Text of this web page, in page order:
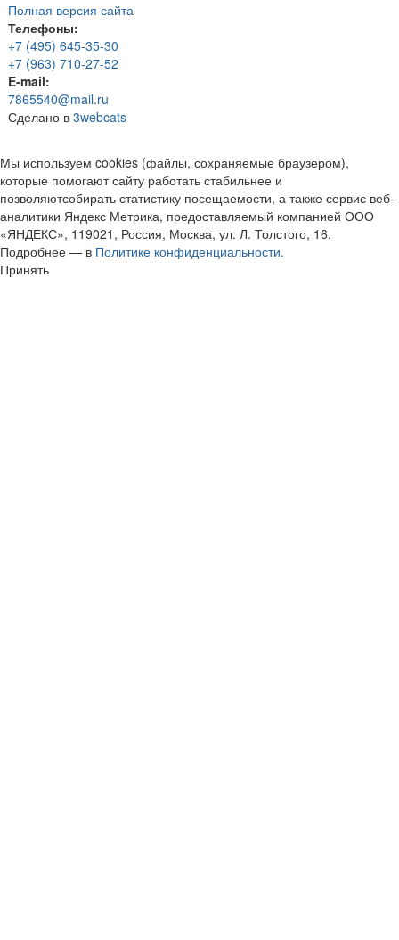
Полная версия сайта
Телефоны:
+7 (495) 645-35-30
+7 (963) 710-27-52
E-mail:
7865540@mail.ru
Сделано в 3webcats
Мы используем cookies (файлы, сохраняемые браузером),
которые помогают сайту работать стабильнее и
позволяютсобирать статистику посещаемости, а также сервис веб-
аналитики Яндекс Метрика, предоставляемый компанией ООО
«ЯНДЕКС», 119021, Россия, Москва, ул. Л. Толстого, 16.
Подробнее — в Политике конфиденциальности.
Принять